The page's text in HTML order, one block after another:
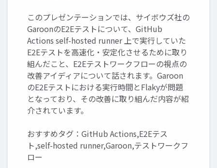
このプレゼンテーションでは、サイボウズ社の
GaroonのE2Eテストについて、GitHub
Actions self-hosted runner 上で実行していた
E2Eテストを高速化・安定化させるために取り
組んだこと、E2Eテストワークフローの視点の
改善アイディアについて話されます。Garoon
のE2Eテストにおける実行時間とFlakyが問題
となっており、その改善に取り組んだ内容が紹
介されています。
おすすめタグ：GitHub Actions,E2Eテス
ト,self-hosted runner,Garoon,テストワークフ
ロー